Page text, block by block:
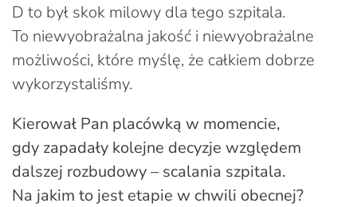
D to był skok milowy dla tego szpitala.
To niewyobrażalna jakość i niewyobrażalne
możliwości, które myślę, że całkiem dobrze
wykorzystaliśmy.
Kierował Pan placówką w momencie,
gdy zapadały kolejne decyzje względem
dalszej rozbudowy – scalania szpitala.
Na jakim to jest etapie w chwili obecnej?